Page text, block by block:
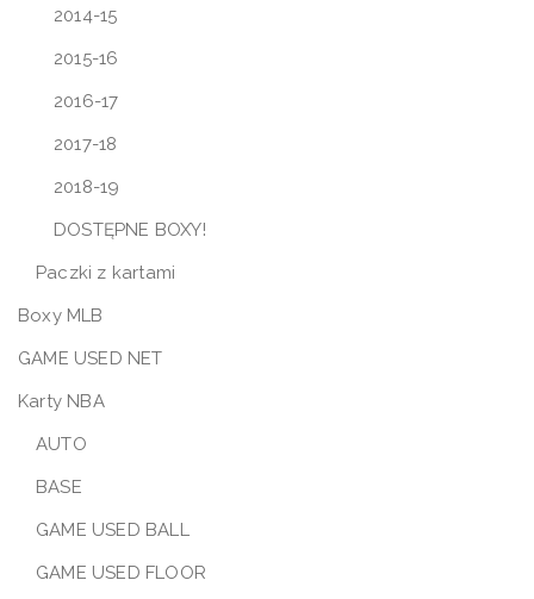
2014-15
2015-16
2016-17
2017-18
2018-19
DOSTĘPNE BOXY!
Paczki z kartami
Boxy MLB
GAME USED NET
Karty NBA
AUTO
BASE
GAME USED BALL
GAME USED FLOOR